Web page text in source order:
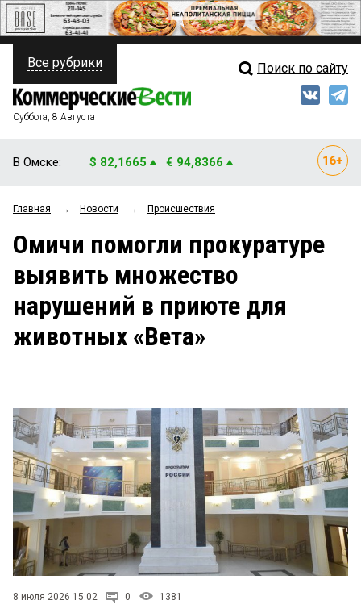
ПОЛИТИКА
ФИНАНСЫ
ОБЩЕСТВО
ЗАКОН
НОВОСТИ КОМПАНИЙ
Свежий выпуск
Мнения
Рейтинги
Блоги
Архив
Все рубрики Поиск по сайту
Суббота, 8 Августа
В Омске: $ 82,1665 € 94,8366
Главная → Новости → Происшествия
Омичи помогли прокуратуре
выявить множество
нарушений в приюте для
животных «Вета»
8 июля 2026 15:02 0 1381